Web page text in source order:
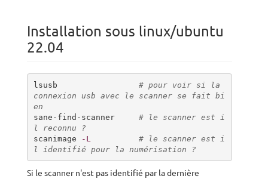
Installation sous linux/ubuntu
22.04
lsusb # pour voir si la
connexion usb avec le scanner se fait bi
en
sane-find-scanner # le scanner est i
l reconnu ?
scanimage
-L
# le scanner est i
l identifié pour la numérisation ?
Si le scanner n'est pas identifié par la dernière